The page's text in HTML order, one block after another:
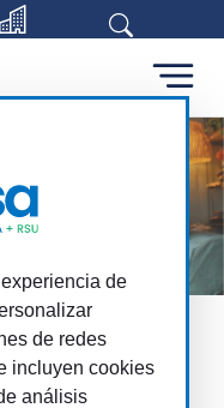
de
de
de redes
incluyen cookies
análisis